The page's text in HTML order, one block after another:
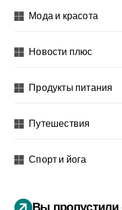
Мода и красота
Новости плюс
Продукты питания
Путешествия
Спорт и йога
Вы пропустили